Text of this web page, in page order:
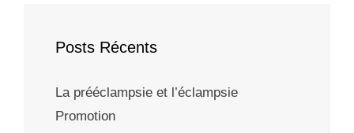
Posts Récents
La prééclampsie et l’éclampsie
Promotion